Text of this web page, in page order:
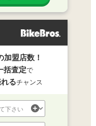
加盟店数！
括査定で
るチャンス